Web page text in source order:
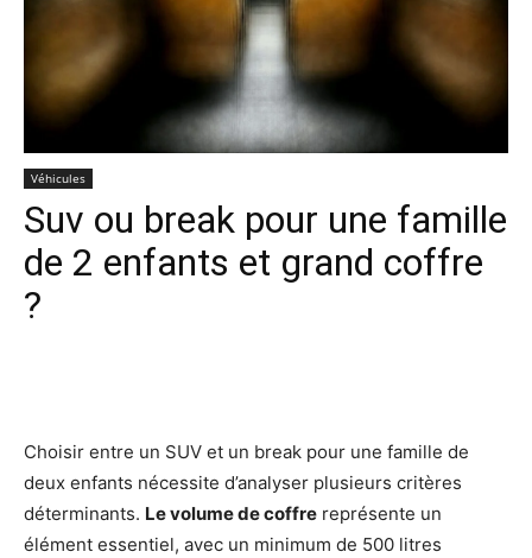
Véhicules
Suv ou break pour une famille
de 2 enfants et grand coffre
?
Choisir entre un SUV et un break pour une famille de
deux enfants nécessite d’analyser plusieurs critères
déterminants. Le volume de coffre représente un
élément essentiel, avec un minimum de 500 litres